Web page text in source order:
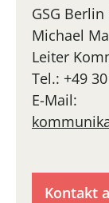
GSG
Michael
Leiter
Tel.: +49
E-Mail:
Kontakt